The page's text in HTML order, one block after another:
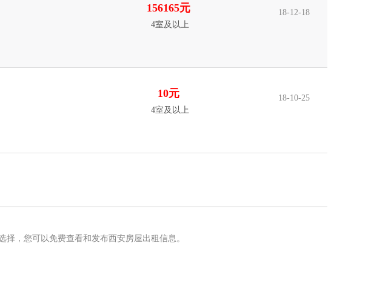
18-12-18
156165元
4室及以上
18-10-25
10元
4室及以上
，您可以免费查看和发布西安房屋出租信息。